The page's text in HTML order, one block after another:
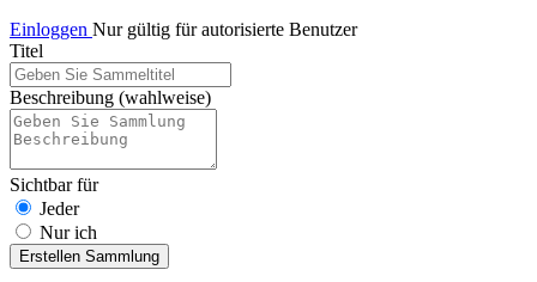
Einloggen Nur gültig für autorisierte Benutzer
Titel
Beschreibung (wahlweise)
Sichtbar für
Jeder
Nur ich
Erstellen Sammlung